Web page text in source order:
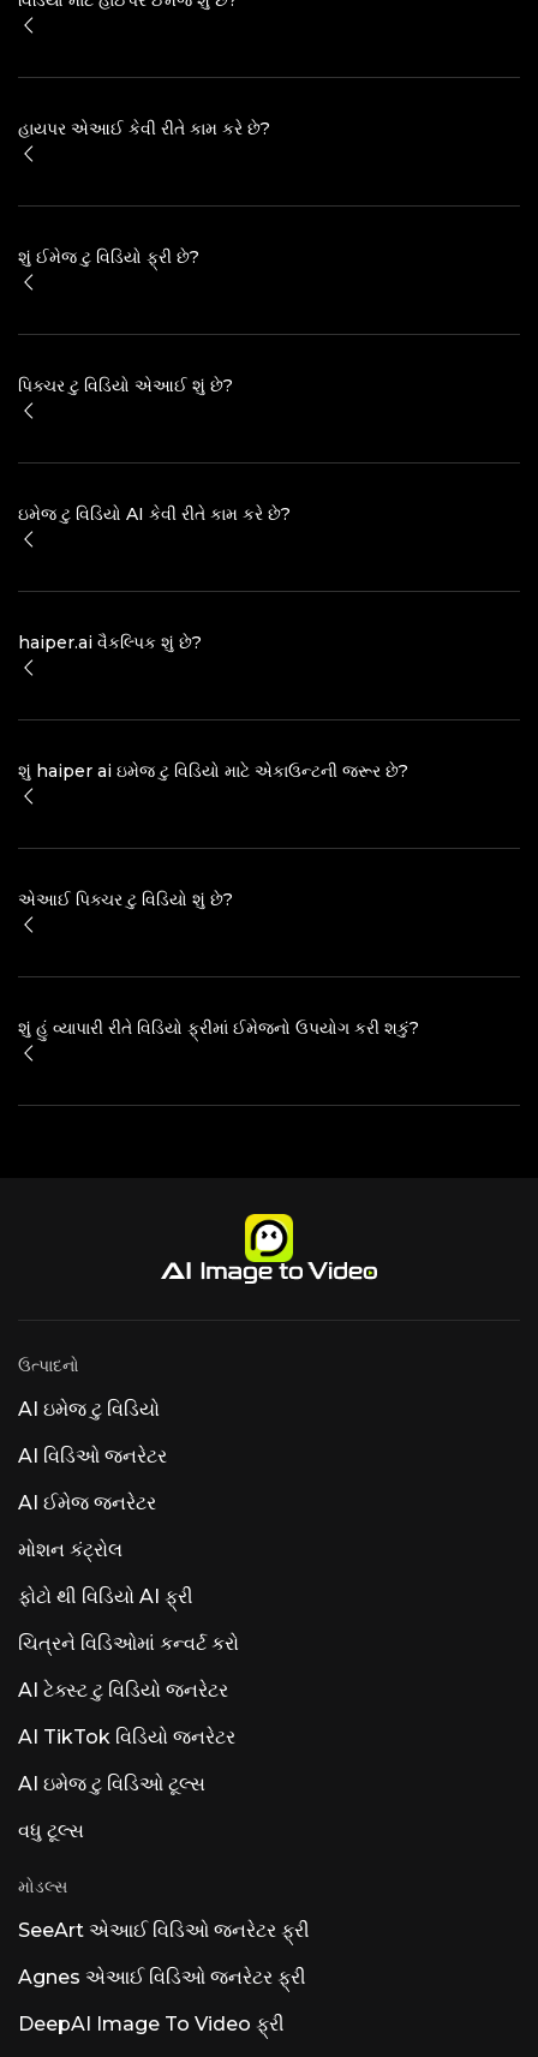
હાયપર એઆઈ કેવી રીતે કામ કરે છે?
શું ઈમેજ ટુ વિડિયો ફ્રી છે?
પિક્ચર ટુ વિડિયો એઆઈ શું છે?
ઇમેજ ટુ વિડિયો AI કેવી રીતે કામ કરે છે?
haiper.ai વૈકલ્પિક શું છે?
શું haiper ai ઇમેજ ટુ વિડિયો માટે એકાઉન્ટની જરૂર છે?
એઆઈ પિક્ચર ટુ વિડિયો શું છે?
શું હું વ્યાપારી રીતે વિડિયો ફ્રીમાં ઈમેજનો ઉપયોગ કરી શકું?
ઉત્પાદનો
AI ઇમેજ ટુ વિડિયો
AI વિડિઓ જનરેટર
AI ઈમેજ જનરેટર
મોશન કંટ્રોલ
ફોટો થી વિડિયો AI ફ્રી
ચિત્રને વિડિઓમાં કન્વર્ટ કરો
AI ટેક્સ્ટ ટુ વિડિયો જનરેટર
AI TikTok વિડિયો જનરેટર
AI ઇમેજ ટુ વિડિઓ ટૂલ્સ
વધુ ટૂલ્સ
મોડલ્સ
SeeArt એઆઈ વિડિઓ જનરેટર ફ્રી
Agnes એઆઈ વિડિઓ જનરેટર ફ્રી
DeepAI Image To Video ફ્રી